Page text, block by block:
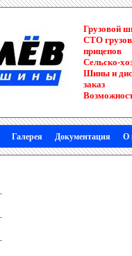
Грузовой
СТО
прицепов
Сельско-
Шины и
заказ
Галерея Документация О